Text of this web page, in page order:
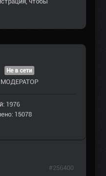
Не в сети
МОДЕРАТОР
1976
15078
#256400